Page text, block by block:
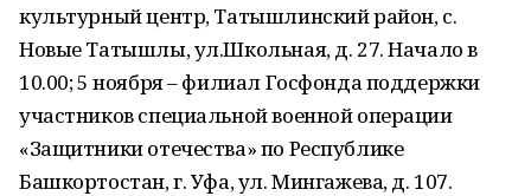
культурный центр, Татышлинский район, с.
Новые Татышлы, ул.Школьная, д. 27. Начало в
10.00; 5 ноября – филиал Госфонда поддержки
участников специальной военной операции
«Защитники отечества» по Республике
Башкортостан, г. Уфа, ул. Мингажева, д. 107.